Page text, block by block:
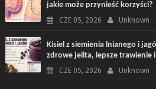
jakie może przynieść korzyści?
CZE 05, 2026 Unknown
Kisiel z siemienia lnianego i
zdrowe jelita, lepsze
CZE 05, 2026 Unknown